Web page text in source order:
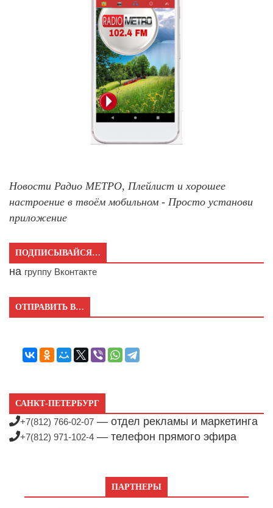
Новости Радио МЕТРО, Плейлист и хорошее
настроение в твоём мобильном - Просто установи
приложение
ПОДПИСЫВАЙСЯ…
на группу Вконтакте
ОТПРАВИТЬ В…
САНКТ-ПЕТЕРБУРГ
+7(812) 766-02-07 — отдел рекламы и маркетинга
+7(812) 971-102-4 — телефон прямого эфира
ПАРТНЕРЫ